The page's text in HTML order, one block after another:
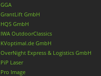
GGA
GrantLift GmbH
HQS GmbH
IWA OutdoorClassics
KVoptimal.de GmbH
OverNight Express & Logistics GmbH
PiP Laser
Pro Image